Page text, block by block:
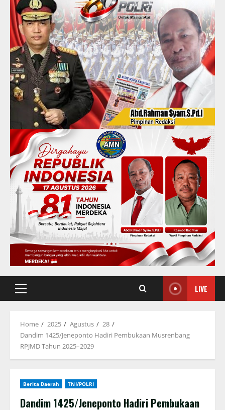
Primary
LIVE
Home 2025 Agustus
28
Dandim 1425/Jeneponto Hadiri Pembukaan Musrenbang
RPJMD Tahun 2025–2029
Berita Daerah TNI/POLRI
Dandim 1425/Jeneponto Hadiri Pembukaan